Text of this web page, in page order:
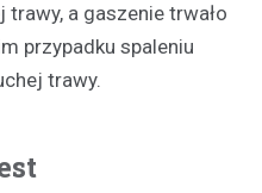
trawy, a gaszenie trwało
przypadku spaleniu
trawy.